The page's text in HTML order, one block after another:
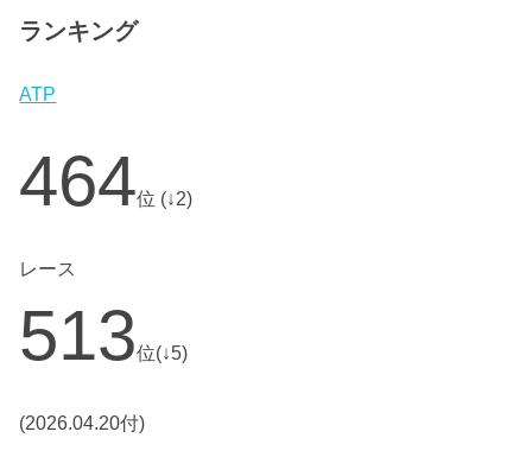
ランキング
ATP
464位 (↓2)
レース
513位(↓5)
(2026.04.20付)